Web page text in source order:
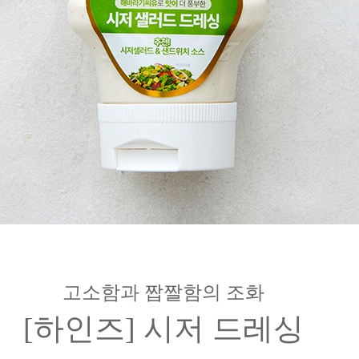
고소함과 짭짤함의 조화
[하인즈] 시저 드레싱